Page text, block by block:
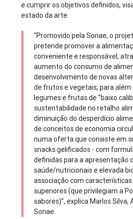
e cumprir os objetivos definidos,
estado da arte.
“Promovido pela Sonae, o
pretende promover a
conveniente e responsável,
aumento do consumo de
desenvolvimento de novas
de frutos e vegetais, para além
legumes e frutas de “baixo
sustentabilidade no retalho
diminuição do desperdício
de conceitos de economia
numa oferta que consiste em
snacks gelificados - com
definidas para a apresentação
saúde/nutricionais e elevada
associação com
superiores (que privilegiam a
sabores)”, explica Marlos Silva,
Sonae.